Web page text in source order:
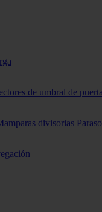
de umbral de puerta
divisorias